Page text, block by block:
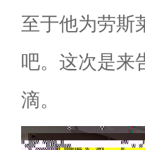
至于他为劳斯
吧。这次是来
滴。